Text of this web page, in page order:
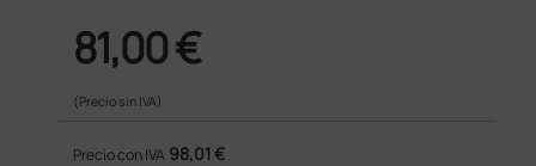
81,00 €
(Precio sin IVA)
Precio con IVA 98,01 €